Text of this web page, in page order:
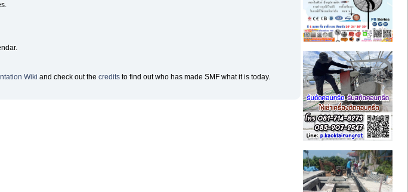
Wiki and check out thecredits to find out who has made SMF what it is today.